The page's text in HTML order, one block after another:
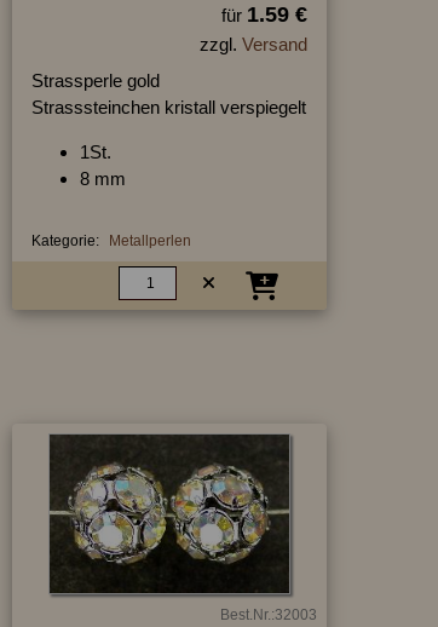
für 1.59 €
zzgl. Versand
Strassperle gold
Strasssteinchen kristall verspiegelt
1St.
8 mm
Kategorie: Metallperlen
Best.Nr.:32003